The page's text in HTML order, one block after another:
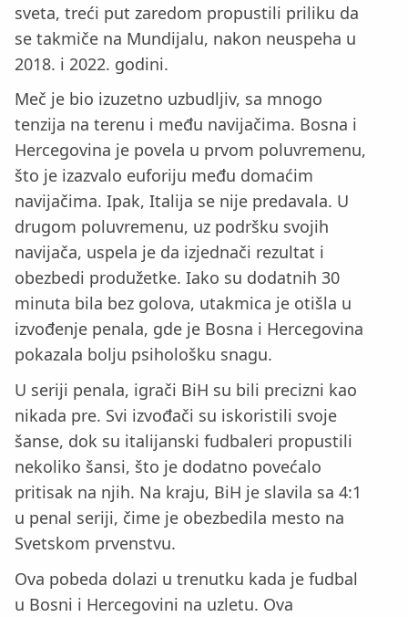
sveta, treći put zaredom propustili priliku da
se takmiče na Mundijalu, nakon neuspeha u
2018. i 2022. godini.
Meč je bio izuzetno uzbudljiv, sa mnogo
tenzija na terenu i među navijačima. Bosna i
Hercegovina je povela u prvom poluvremenu,
što je izazvalo euforiju među domaćim
navijačima. Ipak, Italija se nije predavala. U
drugom poluvremenu, uz podršku svojih
navijača, uspela je da izjednači rezultat i
obezbedi produžetke. Iako su dodatnih 30
minuta bila bez golova, utakmica je otišla u
izvođenje penala, gde je Bosna i Hercegovina
pokazala bolju psihološku snagu.
U seriji penala, igrači BiH su bili precizni kao
nikada pre. Svi izvođači su iskoristili svoje
šanse, dok su italijanski fudbaleri propustili
nekoliko šansi, što je dodatno povećalo
pritisak na njih. Na kraju, BiH je slavila sa 4:1
u penal seriji, čime je obezbedila mesto na
Svetskom prvenstvu.
Ova pobeda dolazi u trenutku kada je fudbal
u Bosni i Hercegovini na uzletu. Ova